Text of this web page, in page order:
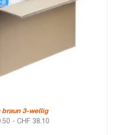
braun 3-wellig
- CHF 38.10